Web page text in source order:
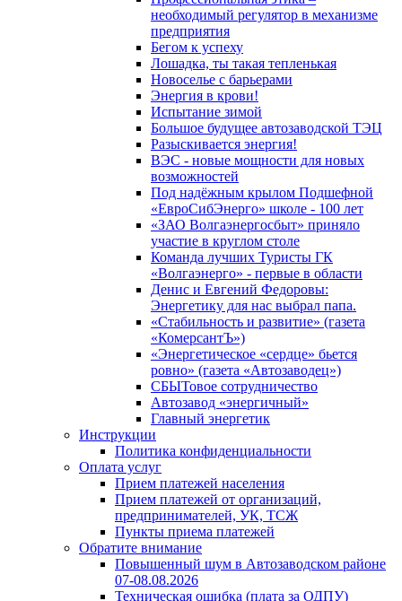
необходимый регулятор в механизме
предприятия
Бегом к успеху
Лошадка, ты такая тепленькая
Новоселье с барьерами
Энергия в крови!
Испытание зимой
Большое будущее автозаводской ТЭЦ
Разыскивается энергия!
ВЭС - новые мощности для новых
возможностей
Под надёжным крылом Подшефной
«ЕвроСибЭнерго» школе - 100 лет
«ЗАО Волгаэнергосбыт» приняло
участие в круглом столе
Команда лучших Туристы ГК
«Волгаэнерго» - первые в области
Денис и Евгений Федоровы:
Энергетику для нас выбрал папа.
«Стабильность и развитие» (газета
«КомерсантЪ»)
«Энергетическое «сердце» бьется
ровно» (газета «Автозаводец»)
СБЫТовое сотрудничество
Автозавод «энергичный»
Главный энергетик
Инструкции
Политика конфиденциальности
Оплата услуг
Прием платежей населения
Прием платежей от организаций,
предпринимателей, УК, ТСЖ
Пункты приема платежей
Обратите внимание
Повышенный шум в Автозаводском районе
07-08.08.2026
Техническая ошибка (плата за ОДПУ)